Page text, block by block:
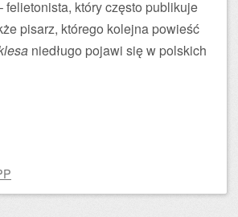
felietonista, który często publikuje
pisarz, którego kolejna powieść
niedługo pojawi się w polskich